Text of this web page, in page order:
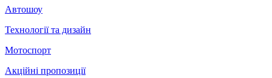
Автошоу
Технології та дизайн
Мотоспорт
Акційні пропозиції